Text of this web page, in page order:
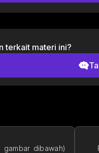
terkait materi ini?
gambar dibawah)